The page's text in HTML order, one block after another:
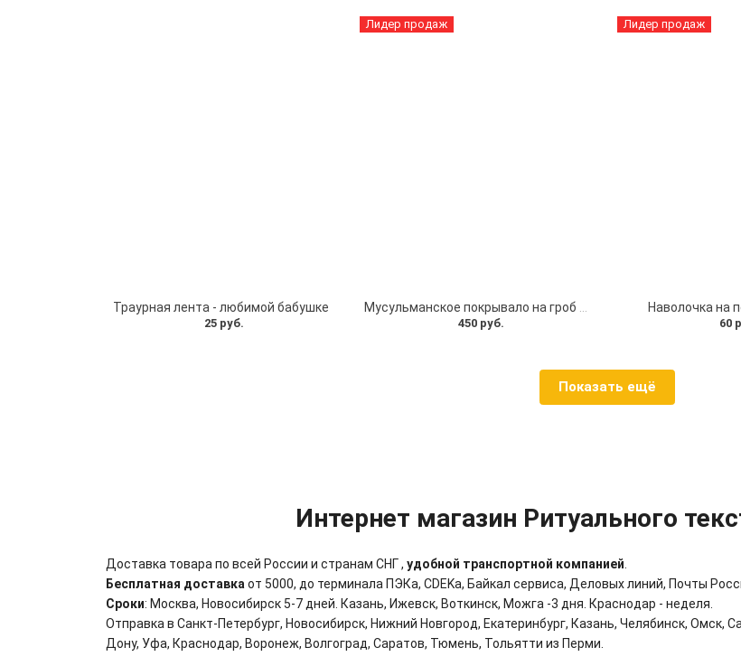
Траурная лента - любимой бабушке
25 руб.
Лидер продаж
Мусульманское покрывало на гроб атласное
450 руб.
Лидер продаж
Наволочка на
60
Показать ещё
Интернет магазин Ритуального
Доставка товара по всей России и странам СНГ , удобной транспортной компанией.
Бесплатная доставкаот 5000, до терминала ПЭКа, CDEKа, Байкал сервиса, Деловых линий, Почты
Сроки: Москва, Новосибирск 5-7 дней. Казань, Ижевск, Воткинск, Можга -3 дня. Краснодар - неделя.
Отправка в Санкт-Петербург, Новосибирск, Нижний Новгород, Екатеринбург, Казань, Челябинск, Омск,
Дону, Уфа, Краснодар, Воронеж, Волгоград, Саратов, Тюмень, Тольятти из Перми.